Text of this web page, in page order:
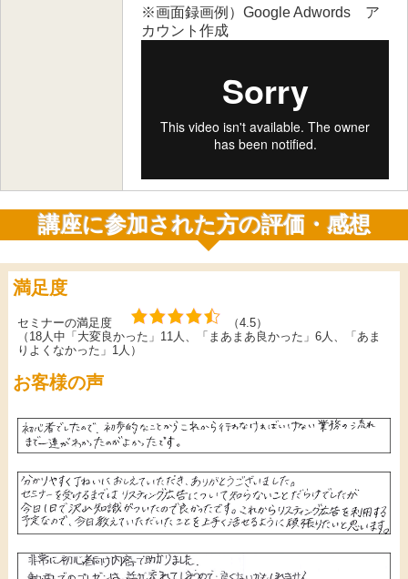
※画面録画例）Google Adwords ア
カウント作成
講座に参加された方の評価・感想
満足度
セミナーの満足度
（4.5）
（18人中「大変良かった」11人、「まあまあ良かった」6人、「あま
りよくなかった」1人）
お客様の声